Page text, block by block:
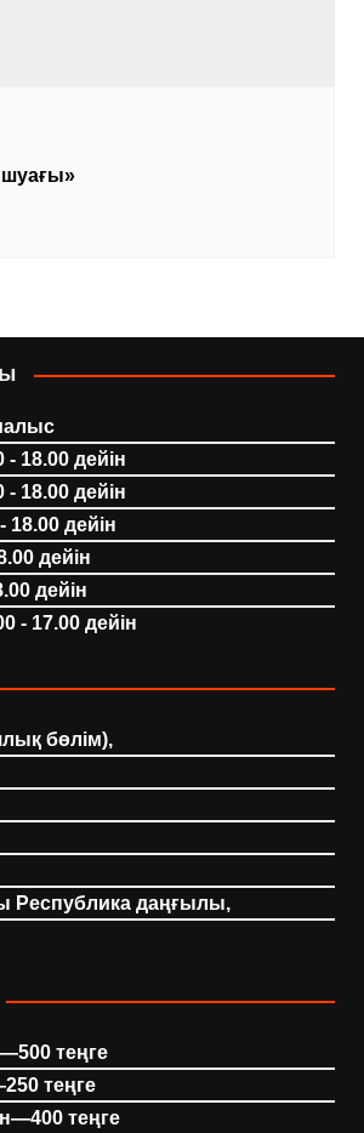
18.00 дейін
18.00 дейін
18.00 дейін
дейін
дейін
- 17.00 дейін
бөлім),
Республика даңғылы,
теңге
теңге
теңге